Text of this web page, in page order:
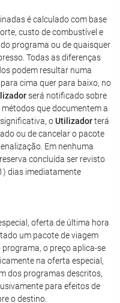
é calculado com base
custo de combustível e
programa ou de quaisquer
Todas as diferenças
podem resultar numa
cima quer para baixo, no
será notificado sobre
que documentem a
oUtilizadorterá
ou de cancelar o pacote
Em nenhuma
concluída ser revisto
dias imediatamente
oferta de última hora
um pacote de viagem
o preço aplica-se
na oferta especial,
dos programas descritos,
para efeitos de
o destino.